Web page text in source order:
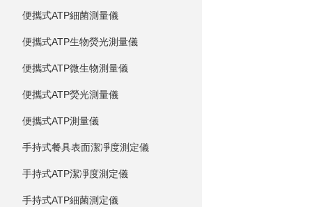
便攜式ATP細菌測量儀
便攜式ATP生物熒光測量儀
便攜式ATP微生物測量儀
便攜式ATP熒光測量儀
便攜式ATP測量儀
手持式餐具表面潔凈度測定儀
手持式ATP潔凈度測定儀
手持式ATP細菌測定儀